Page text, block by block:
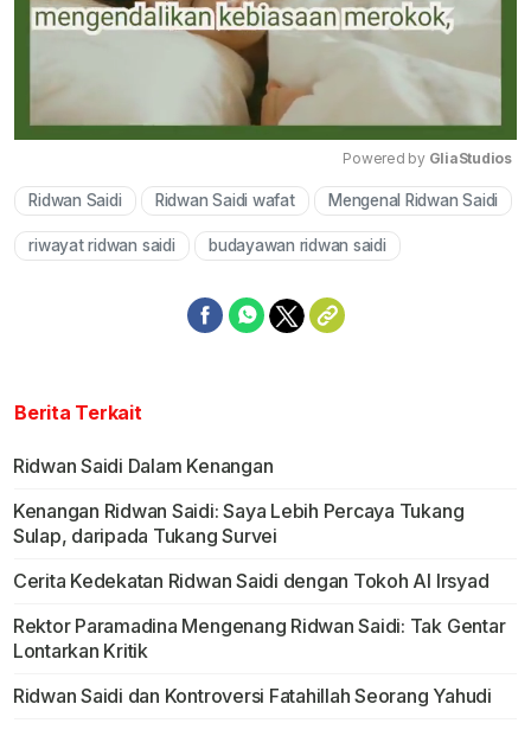
Mute
Powered by GliaStudios
Ridwan Saidi Ridwan Saidi wafat Mengenal Ridwan Saidi
riwayat ridwan saidi budayawan ridwan saidi
Berita Terkait
Ridwan Saidi Dalam Kenangan
Kenangan Ridwan Saidi: Saya Lebih Percaya Tukang
Sulap, daripada Tukang Survei
Cerita Kedekatan Ridwan Saidi dengan Tokoh Al Irsyad
Rektor Paramadina Mengenang Ridwan Saidi: Tak Gentar
Lontarkan Kritik
Ridwan Saidi dan Kontroversi Fatahillah Seorang Yahudi